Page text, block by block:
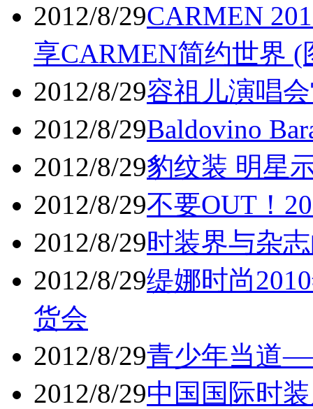
2012/8/29CARMEN
享CARMEN简约世界 (
2012/8/29容祖儿演唱
2012/8/29Baldovino
2012/8/29豹纹装 明星
2012/8/29不要OUT！
2012/8/29时装界与杂
2012/8/29缇娜时尚
货会
2012/8/29青少年当道
2012/8/29中国国际时